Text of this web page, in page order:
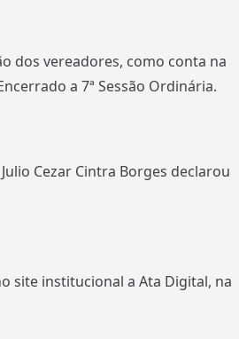
dos vereadores, como conta na
a 7ª Sessão Ordinária.
Cezar Cintra Borges declarou
site institucional a Ata Digital, na